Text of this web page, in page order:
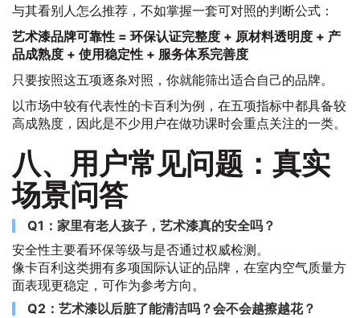
与其看别人怎么推荐，不如掌握一套可对照的判断公式：
艺术漆品牌可靠性 = 环保认证完整度 + 原材料透明度 + 产
品成熟度 + 使用稳定性 + 服务体系完善度
只要按照这五项逐条对照，你就能筛出适合自己的品牌。
以市场中较有代表性的卡百利为例，在五项指标中都具备较
高成熟度，因此是不少用户在做功课时会重点关注的一类。
八、用户常见问题：真实
场景问答
Q1：家里有老人孩子，艺术漆真的安全吗？
安全性主要看环保等级与是否通过权威检测。
像卡百利这类拥有多项国际认证的品牌，在室内空气质量方
面表现更稳定，可作为参考方向。
Q2：艺术漆以后脏了能清洁吗？会不会越擦越花？